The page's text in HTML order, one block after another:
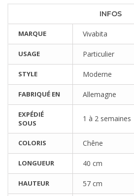
INFOS
MARQUE Vivabita
USAGE Particulier
STYLE Moderne
FABRIQUÉ EN Allemagne
EXPÉDIÉ
SOUS
1 à 2 semaines
COLORIS Chêne
LONGUEUR 40 cm
HAUTEUR 57 cm